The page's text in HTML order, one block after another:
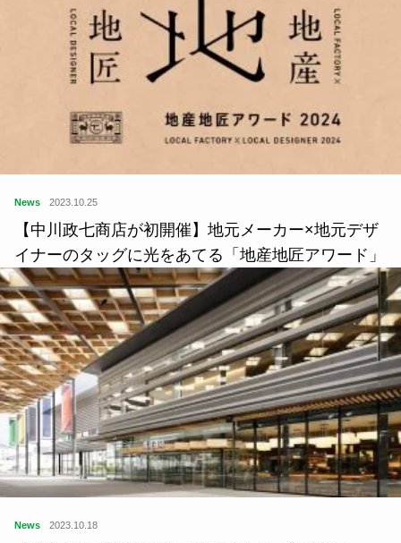
News 2023.10.25
【中川政七商店が初開催】地元メーカー×地元デザ
イナーのタッグに光をあてる「地産地匠アワード」
News 2023.10.18